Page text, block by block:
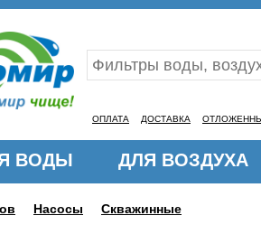
ОПЛАТА ДОСТАВКА
ВОДЫ ДЛЯ ВОЗДУХА
Насосы Скважинные